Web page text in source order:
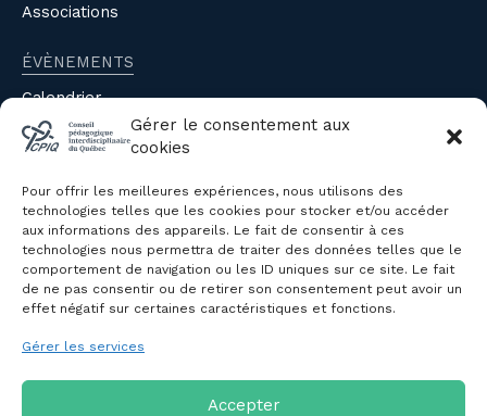
Gérer le consentement aux
cookies
Pour offrir les meilleures expériences, nous utilisons des
technologies telles que les cookies pour stocker et/ou accéder
aux informations des appareils. Le fait de consentir à ces
technologies nous permettra de traiter des données telles que le
comportement de navigation ou les ID uniques sur ce site. Le fait
de ne pas consentir ou de retirer son consentement peut avoir un
effet négatif sur certaines caractéristiques et fonctions.
Gérer les services
Accepter
Associations
ÉVÈNEMENTS
Calendrier
Évènements du CPIQ
Revue
Avis et mémoires
Autres publications
NOUS JOINDRE
Politique de confidentialité des
Politique de cookies (CA)